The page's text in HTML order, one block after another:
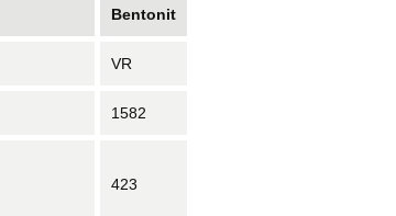
Bentonit
VR
1582
423